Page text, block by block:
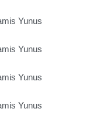
Yunus
Yunus
Yunus
Yunus